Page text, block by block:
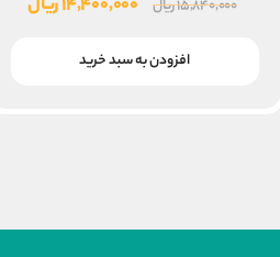
۱۵,۸۴۰,۰۰۰ریال
افزودن به سبد خرید